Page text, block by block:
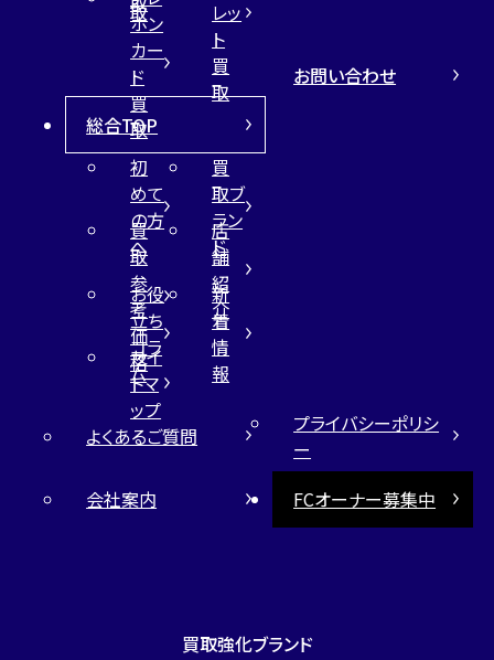
取
レッ
ト
買
取
ホン
カー
ド
買
取
総合TOP
初
めて
の方
へ
買
取ブ
ラン
ド
買
取
参
考
価
格
店
舗
紹
介
お役
立ち
コラ
ム
新
着
情
報
サイ
トマ
ップ
お問い合わせ
よくあるご質問
プライバシーポリシ
ー
会社案内
FCオーナー募集中
買取強化ブランド